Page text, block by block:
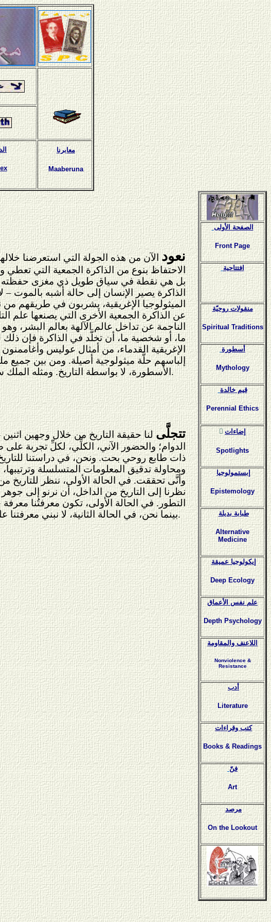
معابرنا
Maaberuna
نعودالآن من هذه الجولة التي استعرضنا
الاحتفاظ بنوع من الذاكرة الجمعية التي تعطي
بل هي نقطة في سياق طويل ذي مغزى حفظته
الذاكرة يصير الإنسان إلى حالة أشبه بالموت
الميثولوجيا الإغريقية، يشربون في طريقهم
عن الذاكرة الجمعية الأخرى التي يصنعها علم
الناجمة عن تداخل عالم الآلهة بعالم البشر،
ما، أو شخصية ما، أن تخلَّد في الذاكرة فإن
الإغريقية القدماء، من أمثال عوليس
إلباسهم حلَّة ميثولوجية أصيلة. ومن بين جميع
الأسطورة، لا بواسطة التاريخ. ومثله الملك سيف بن ذي يزن عند عرب ما قبل الإسلام، والملك آرثر وفرسان المائدة المستديرة لدى الأنكلوساكسون.
تتجلَّىلنا حقيقة التاريخ من خلال وجهين
الدوام؛ والحضور الآني، الكلِّي، لكلِّ تجربة
ذات طابع روحي بحت. ونحن، في دراستنا
ومحاولة تدقيق المعلومات المتسلسلة وترتيبها،
وأنَّى تحققت. في الحالة الأولى، ننظر للتاريخ من
نظرنا إلى التاريخ من الداخل، أن نرنو إلى
التطور. في الحالة الأولى، تكون معرفتُنا
بينما نحن، في الحالة الثانية، لا نبني معرفتنا على المعلومات فقط، بل وعلى مشاركة حقيقية في صيرورة الماضي.
الصفحة الأولى
Front Page
افتتاحية
منقولات روحيّة
Spiritual Traditions
أسطورة
Mythology
قيم خالدة
Perennial Ethics
ٍإضاءات
Spotlights
إبستمولوجيا
Epistemology
طبابة بديلة
Alternative
Medicine
إيكولوجيا عميقة
Deep Ecology
علم نفس الأعماق
Depth Psychology
اللاعنف والمقاومة
Nonviolence &
Resistance
أدب
Literature
كتب وقراءات
Books & Readings
فنّ
Art
مرصد
On the Lookout